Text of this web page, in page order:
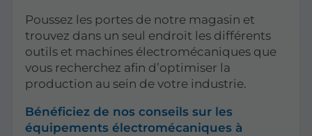
Poussez les portes de notre magasin et
trouvez dans un seul endroit les différents
outils et machines électromécaniques que
vous recherchez afin d’optimiser la
production au sein de votre industrie.
Bénéficiez de nos conseils sur les
équipements électromécaniques à